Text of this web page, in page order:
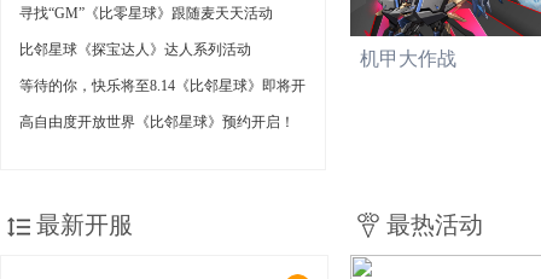
寻找“GM”《比零星球》跟随麦天天活动
比邻星球《探宝达人》达人系列活动
等待的你，快乐将至8.14《比邻星球》即将开
启
高自由度开放世界《比邻星球》预约开启！
机甲大作战
最新开服 最热活动